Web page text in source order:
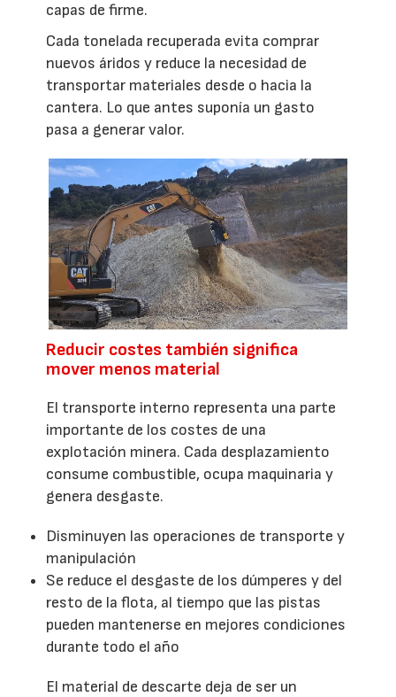
capas de firme.
Cada tonelada recuperada evita comprar
nuevos áridos y reduce la necesidad de
transportar materiales desde o hacia la
cantera. Lo que antes suponía un gasto
pasa a generar valor.
Reducir costes también significa
mover menos material
El transporte interno representa una parte
importante de los costes de una
explotación minera. Cada desplazamiento
consume combustible, ocupa maquinaria y
genera desgaste.
Disminuyen las operaciones de transporte y
manipulación
Se reduce el desgaste de los dúmperes y del
resto de la flota, al tiempo que las pistas
pueden mantenerse en mejores condiciones
durante todo el año
El material de descarte deja de ser un